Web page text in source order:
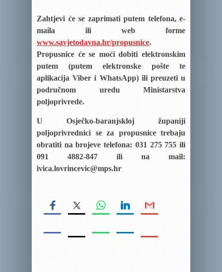
Zahtjevi će se zaprimati putem telefona, e-
maila ili web forme
www.savjetodavna.hr/propusnice.
Propusnice će se moći dobiti elektronskim
putem (putem elektronske pošte te
aplikacija Viber i WhatsApp) ili preuzeti u
područnom uredu Ministarstva
poljoprivrede.
U Osječko-baranjskloj županiji
poljoprivrednici se za propusnice trebaju
obratiti na brojeve telefona: 031 275 755 ili
091 4882-847 ili na mail:
ivica.lovrincevic@mps.hr